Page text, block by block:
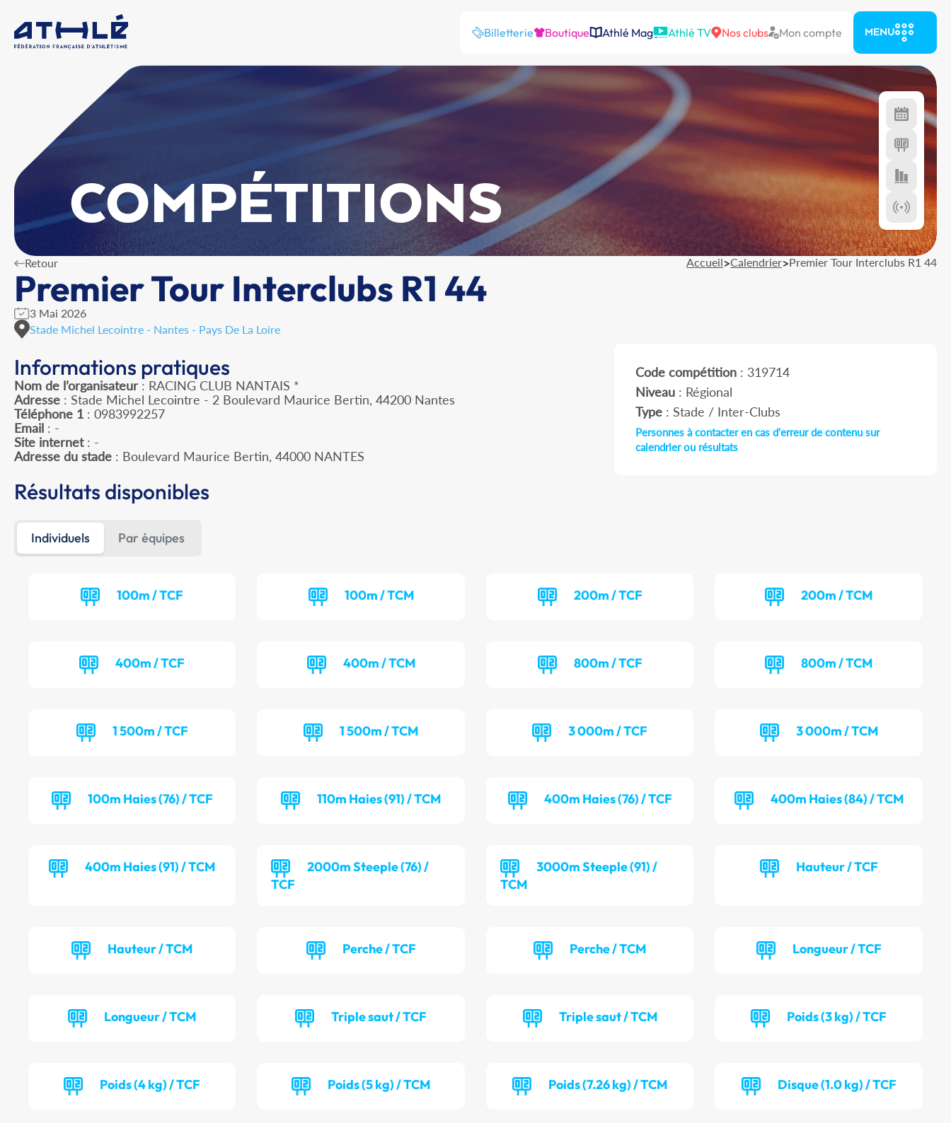
Billetterie Boutique Athlé Mag Athlé TV Nos clubs Mon compte MENU
COMPÉTITIONS
Retour Accueil>Calendrier>Premier Tour Interclubs R1 44
Premier Tour Interclubs R1 44
3 Mai 2026
Stade Michel Lecointre - Nantes - Pays De La Loire
Informations pratiques
Nom de l’organisateur : RACING CLUB NANTAIS *
Adresse : Stade Michel Lecointre - 2 Boulevard Maurice Bertin, 44200 Nantes
Téléphone 1 : 0983992257
Email : -
Site internet: -
Adresse du stade : Boulevard Maurice Bertin, 44000 NANTES
Code compétition: 319714
Niveau: Régional
Type: Stade / Inter-Clubs
Personnes à contacter en cas d'erreur de contenu sur
calendrier ou résultats
Résultats disponibles
Individuels Par équipes
100m / TCF 100m / TCM 200m / TCF 200m / TCM
400m / TCF 400m / TCM 800m / TCF 800m / TCM
1 500m / TCF 1 500m / TCM 3 000m / TCF 3 000m / TCM
100m Haies (76) / TCF 110m Haies (91) / TCM 400m Haies (76) / TCF 400m Haies (84) / TCM
400m Haies (91) / TCM
2000m Steeple (76) /
TCF
3000m Steeple (91) /
TCM
Hauteur / TCF
Hauteur / TCM Perche / TCF Perche / TCM Longueur / TCF
Longueur / TCM Triple saut / TCF Triple saut / TCM Poids (3 kg) / TCF
Poids (4 kg) / TCF Poids (5 kg) / TCM Poids (7.26 kg) / TCM Disque (1.0 kg) / TCF